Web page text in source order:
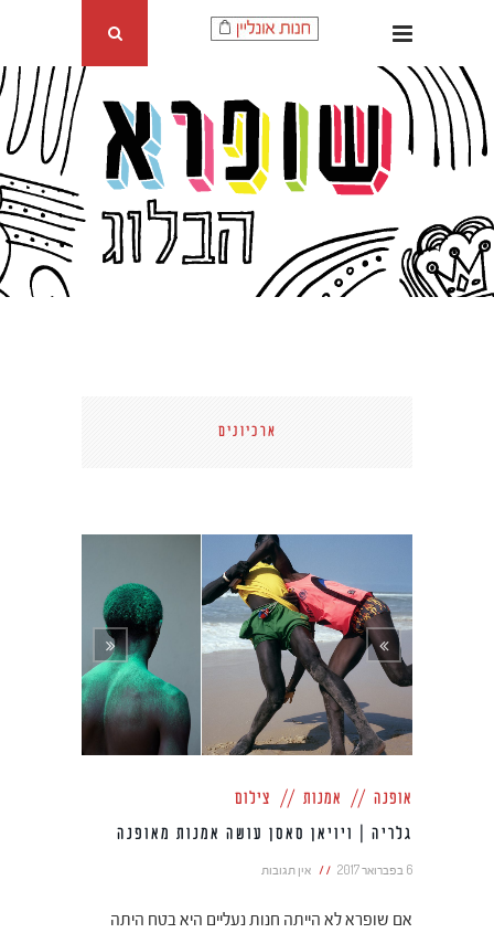
ארכיונים
אופנה אמנות
צילום
גלריה | ויויאן סאסן עושה אמנות מאופנה
6 בפברואר 2017 אין תגובות
אם שופרא לא הייתה חנות נעליים היא בטח היתה